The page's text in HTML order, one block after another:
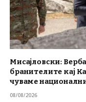
Мисајловски:
бранителите кај
чуваме
08/08/2026